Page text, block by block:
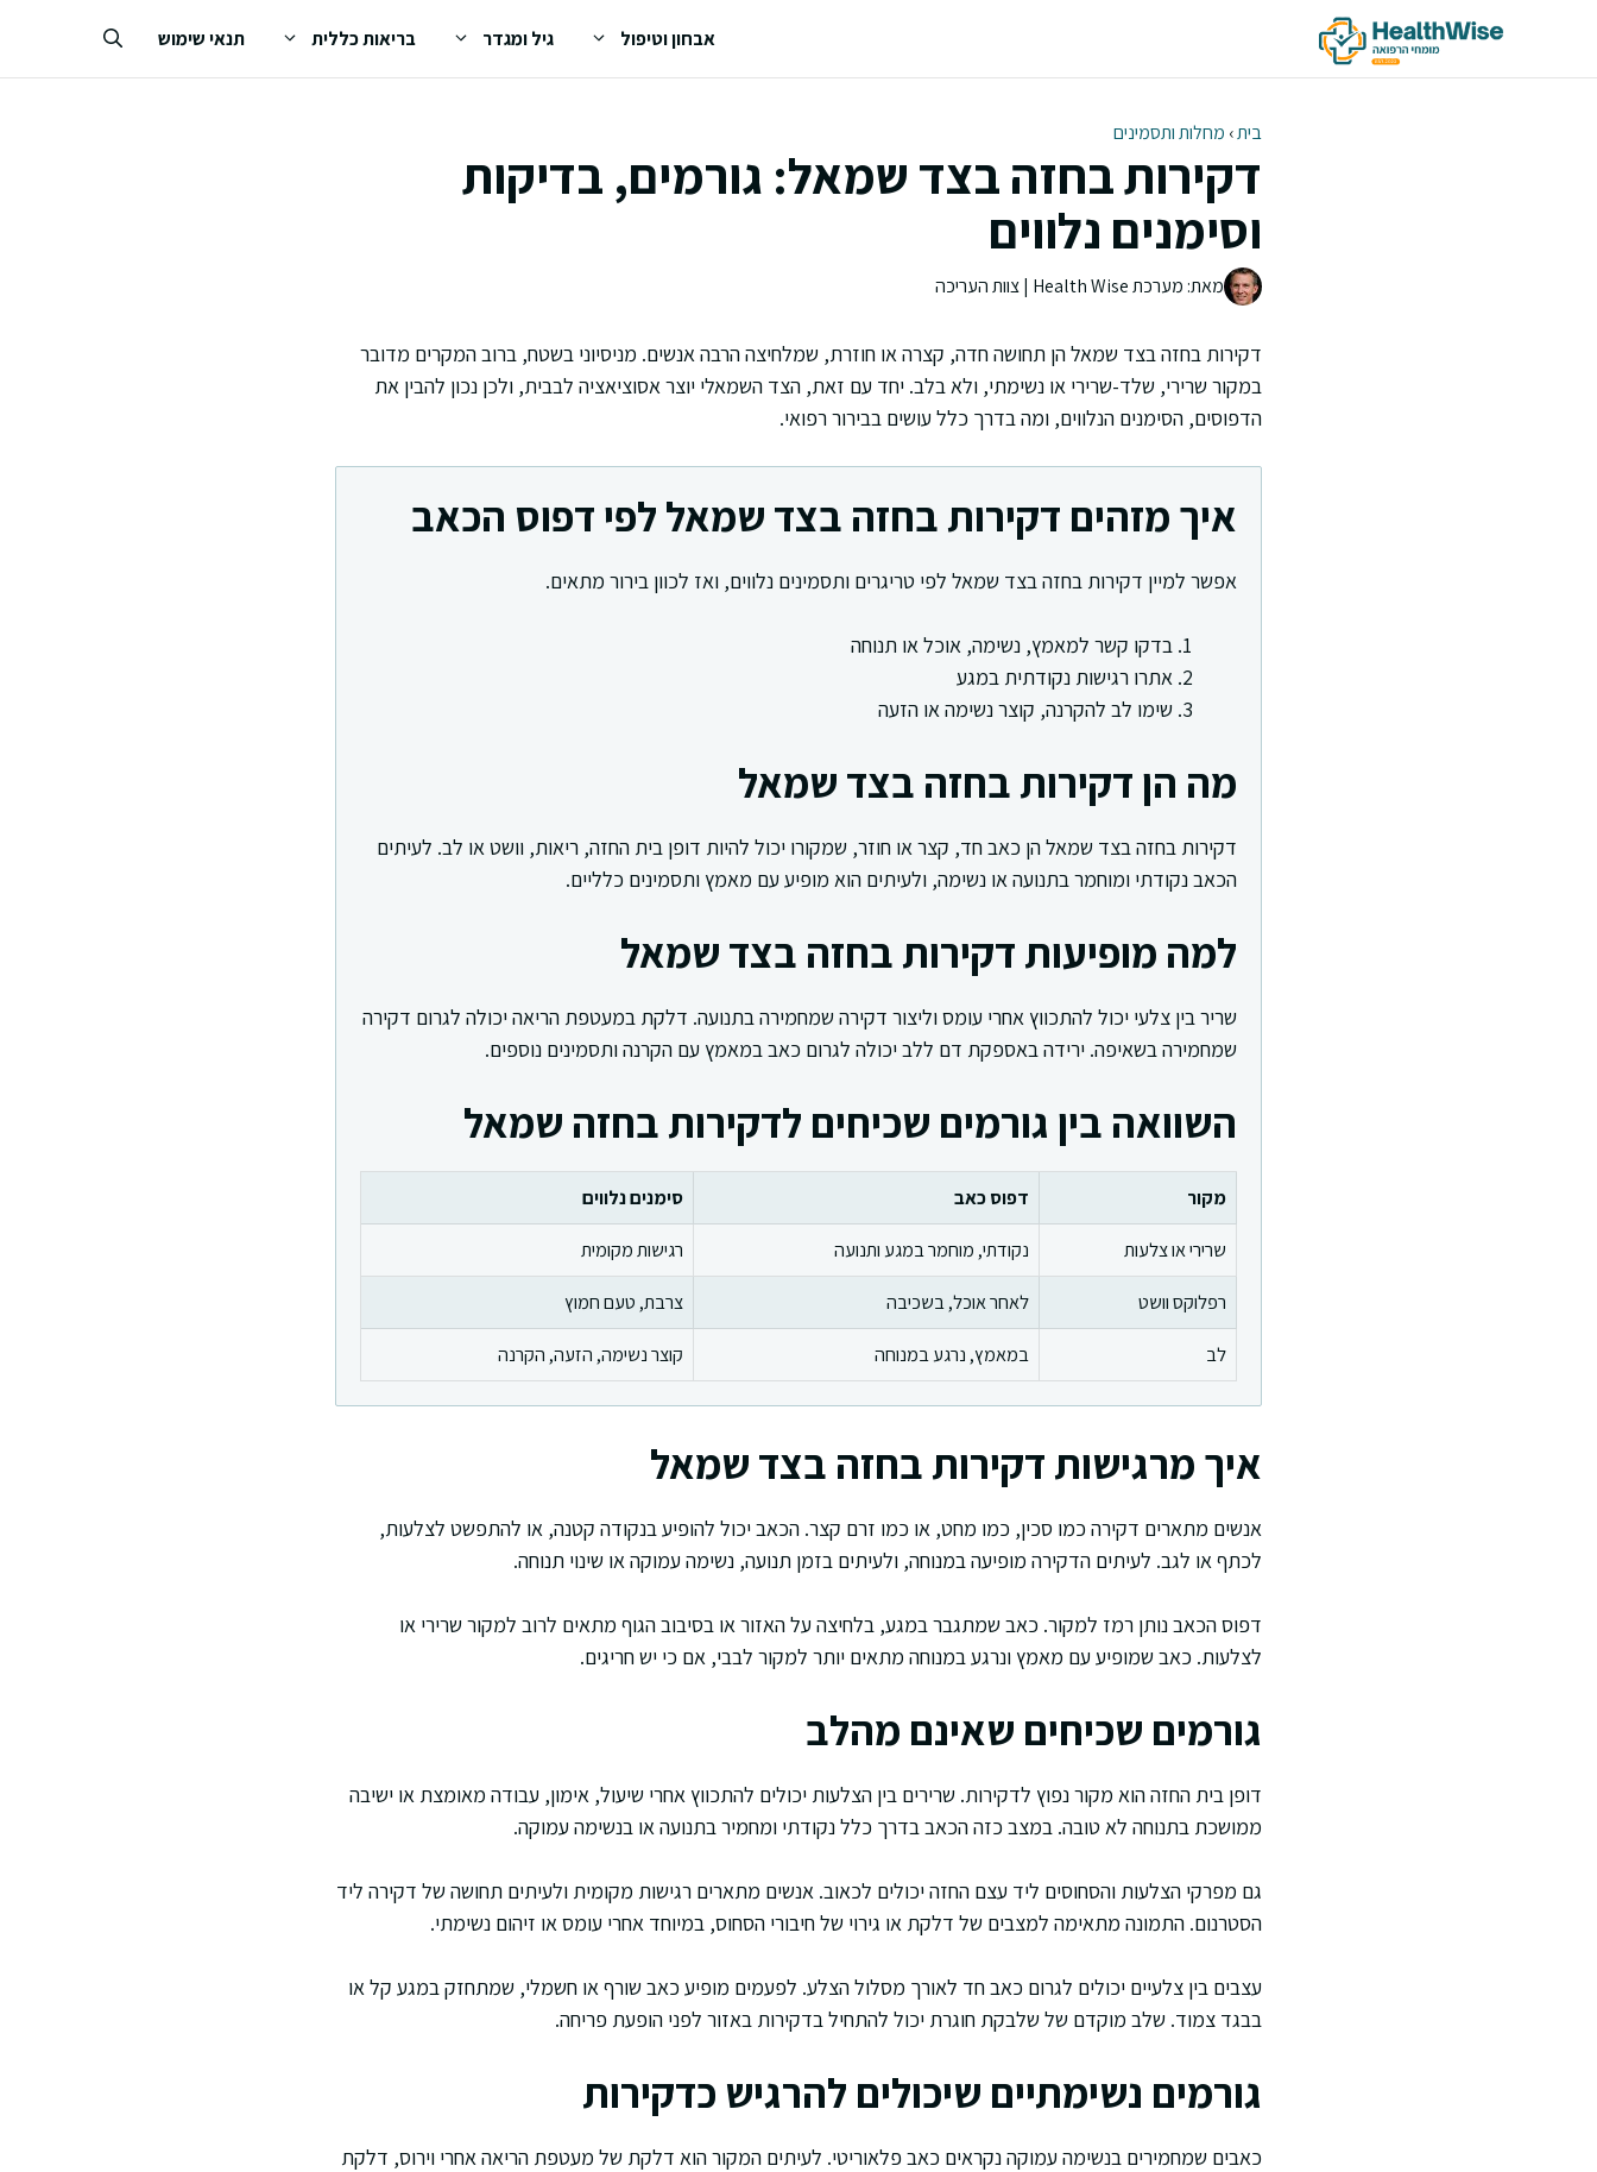
אבחון וטיפול גיל ומגדר בריאות כללית תנאי שימוש
בית› מחלות ותסמינים
דקירות בחזה בצד שמאל: גורמים, בדיקות
וסימנים נלווים
מאת: מערכת Health Wise | צוות העריכה
דקירות בחזה בצד שמאל הן תחושה חדה, קצרה או חוזרת, שמלחיצה הרבה אנשים. מניסיוני בשטח, ברוב המקרים מדובר
במקור שרירי, שלד-שרירי או נשימתי, ולא בלב. יחד עם זאת, הצד השמאלי יוצר אסוציאציה לבבית, ולכן נכון להבין את
הדפוסים, הסימנים הנלווים, ומה בדרך כלל עושים בבירור רפואי.
איך מזהים דקירות בחזה בצד שמאל לפי דפוס הכאב
אפשר למיין דקירות בחזה בצד שמאל לפי טריגרים ותסמינים נלווים, ואז לכוון בירור מתאים.
בדקו קשר למאמץ, נשימה, אוכל או תנוחה
אתרו רגישות נקודתית במגע
שימו לב להקרנה, קוצר נשימה או הזעה
מה הן דקירות בחזה בצד שמאל
דקירות בחזה בצד שמאל הן כאב חד, קצר או חוזר, שמקורו יכול להיות דופן בית החזה, ריאות, וושט או לב. לעיתים
הכאב נקודתי ומוחמר בתנועה או נשימה, ולעיתים הוא מופיע עם מאמץ ותסמינים כלליים.
למה מופיעות דקירות בחזה בצד שמאל
שריר בין צלעי יכול להתכווץ אחרי עומס וליצור דקירה שמחמירה בתנועה. דלקת במעטפת הריאה יכולה לגרום דקירה
שמחמירה בשאיפה. ירידה באספקת דם ללב יכולה לגרום כאב במאמץ עם הקרנה ותסמינים נוספים.
השוואה בין גורמים שכיחים לדקירות בחזה שמאל
מקור דפוס כאב
סימנים נלווים
שרירי או צלעות
נקודתי, מוחמר במגע ותנועה
רגישות מקומית
רפלוקס וושט
לאחר אוכל, בשכיבה
צרבת, טעם חמוץ
לב
במאמץ, נרגע במנוחה קוצר נשימה, הזעה, הקרנה
איך מרגישות דקירות בחזה בצד שמאל
אנשים מתארים דקירה כמו סכין, כמו מחט, או כמו זרם קצר. הכאב יכול להופיע בנקודה קטנה, או להתפשט לצלעות,
לכתף או לגב. לעיתים הדקירה מופיעה במנוחה, ולעיתים בזמן תנועה, נשימה עמוקה או שינוי תנוחה.
דפוס הכאב נותן רמז למקור. כאב שמתגבר במגע, בלחיצה על האזור או בסיבוב הגוף מתאים לרוב למקור שרירי או
לצלעות. כאב שמופיע עם מאמץ ונרגע במנוחה מתאים יותר למקור לבבי, אם כי יש חריגים.
גורמים שכיחים שאינם מהלב
דופן בית החזה הוא מקור נפוץ לדקירות. שרירים בין הצלעות יכולים להתכווץ אחרי שיעול, אימון, עבודה מאומצת או ישיבה
ממושכת בתנוחה לא טובה. במצב כזה הכאב בדרך כלל נקודתי ומחמיר בתנועה או בנשימה עמוקה.
גם מפרקי הצלעות והסחוסים ליד עצם החזה יכולים לכאוב. אנשים מתארים רגישות מקומית ולעיתים תחושה של דקירה ליד
הסטרנום. התמונה מתאימה למצבים של דלקת או גירוי של חיבורי הסחוס, במיוחד אחרי עומס או זיהום נשימתי.
עצבים בין צלעיים יכולים לגרום כאב חד לאורך מסלול הצלע. לפעמים מופיע כאב שורף או חשמלי, שמתחזק במגע קל או
בבגד צמוד. שלב מוקדם של שלבקת חוגרת יכול להתחיל בדקירות באזור לפני הופעת פריחה.
גורמים נשימתיים שיכולים להרגיש כדקירות
כאבים שמחמירים בנשימה עמוקה נקראים כאב פלאוריטי. לעיתים המקור הוא דלקת של מעטפת הריאה אחרי וירוס, דלקת